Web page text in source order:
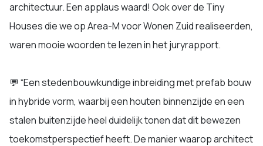
architectuur. Een applaus waard! Ook over de Tiny
Houses die we op Area-M voor Wonen Zuid realiseerden,
waren mooie woorden te lezen in het juryrapport.
💬 “Een stedenbouwkundige inbreiding met prefab bouw
in hybride vorm, waarbij een houten binnenzijde en een
stalen buitenzijde heel duidelijk tonen dat dit bewezen
toekomstperspectief heeft. De manier waarop architect